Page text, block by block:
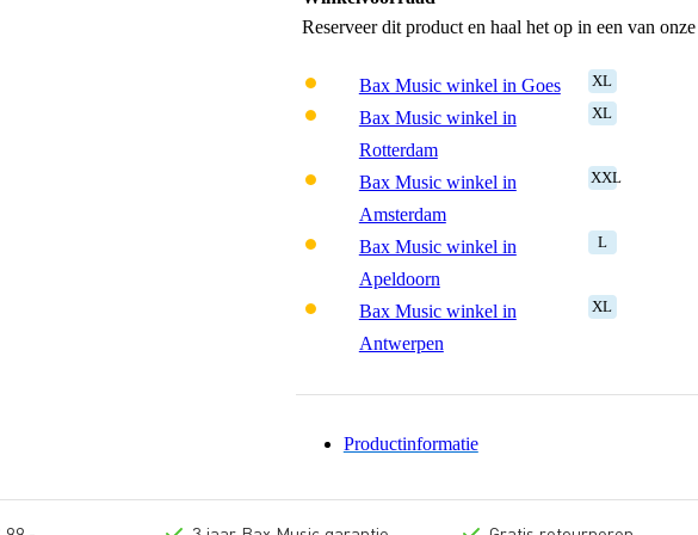
Reserveer dit product en haal het op in een van onze
Bax Music winkel in Goes XL
Bax Music winkel in
Rotterdam
XL
Bax Music winkel in
Amsterdam
XXL
Bax Music winkel in
Apeldoorn
L
Bax Music winkel in
Antwerpen
XL
Productinformatie